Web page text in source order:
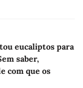
eucaliptos para
saber,
com que os